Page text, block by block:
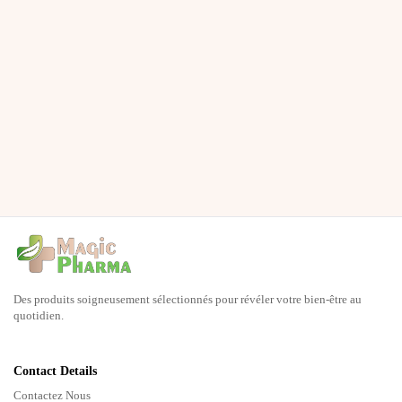
Des produits soigneusement sélectionnés pour révéler votre bien-être au
quotidien.
Contact Details
Contactez Nous